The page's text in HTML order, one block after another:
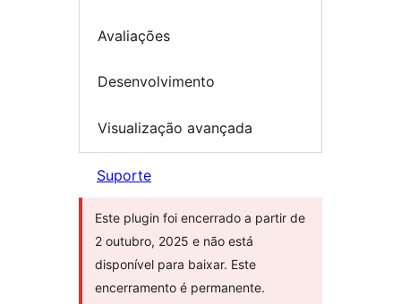
Avaliações
Desenvolvimento
Visualização avançada
Suporte
Este plugin foi encerrado a partir de
2 outubro, 2025 e não está
disponível para baixar. Este
encerramento é permanente.